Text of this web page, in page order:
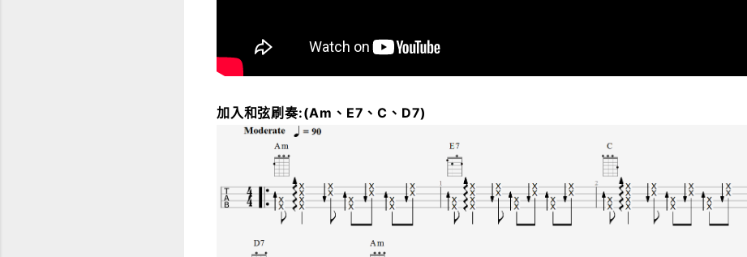
加入和弦刷奏:(Am、E7、C、D7)